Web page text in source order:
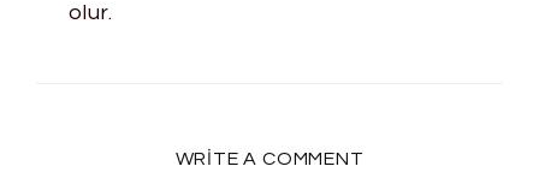
olur.
WRITE A COMMENT